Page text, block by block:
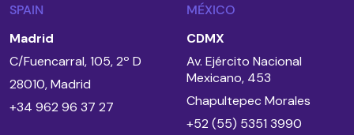
SPAIN
Madrid
C/Fuencarral, 105, 2º D
28010, Madrid
+34 962 96 37 27
MÉXICO
CDMX
Av. Ejército Nacional
Mexicano, 453
Chapultepec Morales
+52 (55) 5351 3990